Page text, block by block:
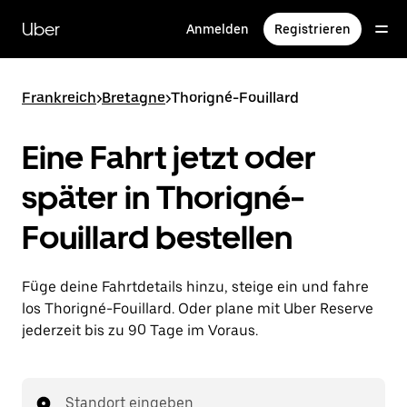
zum
Hauptinhalt
Uber Anmelden Registrieren
Frankreich>Bretagne>Thorigné-Fouillard
Eine Fahrt jetzt oder
später in Thorigné-
Fouillard bestellen
Füge deine Fahrtdetails hinzu, steige ein und fahre
los Thorigné-Fouillard. Oder plane mit Uber Reserve
jederzeit bis zu 90 Tage im Voraus.
Standort eingeben